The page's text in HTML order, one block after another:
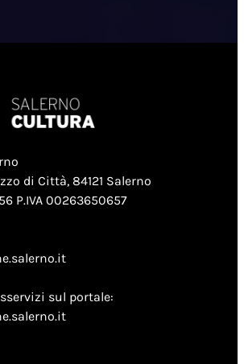
di Città, 84121 Salerno
P.IVA 00263650657
sul portale: